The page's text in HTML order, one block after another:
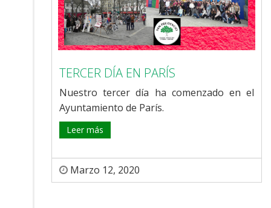
TERCER DÍA EN PARÍS
Nuestro tercer día ha comenzado en el
Ayuntamiento de París.
Leer más
Marzo 12, 2020